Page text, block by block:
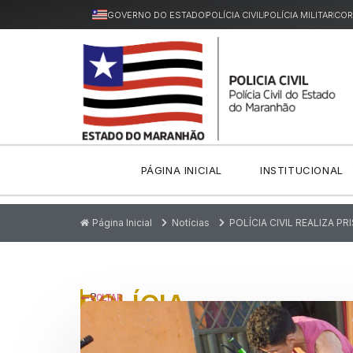
GOVERNO DO ESTADOPOLÍCIA CIVILPOLÍCIA MILITAR
PÁGINA INICIAL INSTITUCIONAL
Página Inicial Notícias POLÍCIA CIVIL REALIZA
P
ic
POLÍCIA
CIVIL
VOLTAR